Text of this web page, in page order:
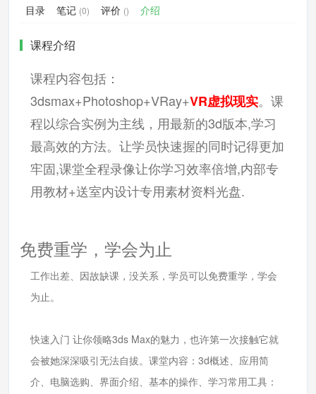
目录 笔记 (0) 评价 () 介绍
课程介绍
课程内容包括：
3dsmax+Photoshop+VRay+VR虚拟现实。课
程以综合实例为主线，用最新的3d版本,学习
最高效的方法。 让学员快速握的同时记得更加
牢固,课堂全程录像让你学习效率倍增,内部专
用教材+送室内设计专用素材资料光盘.
免费重学，学会为止
工作出差、因故缺课，没关系，学员可以免费重学，学会
为止。
快速入门 让你领略3ds Max的魅力，也许第一次接触它就
会被她深深吸引无法自拔。课堂内容：3d概述、应用简
介、电脑选购、界面介绍、基本的操作、学习常用工具：